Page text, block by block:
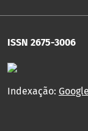
ISSN 2675-3006
Indexação: